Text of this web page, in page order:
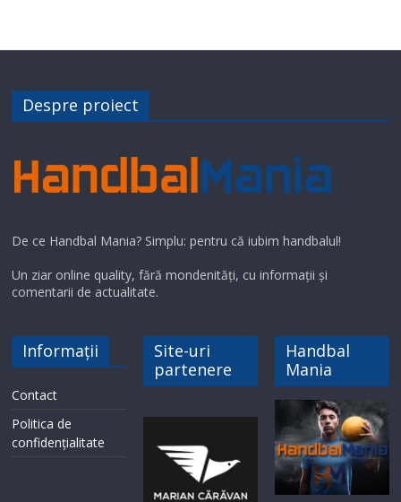
Despre proiect
De ce Handbal Mania? Simplu: pentru că iubim handbalul!
Un ziar online quality, fără mondenități, cu informații și
comentarii de actualitate.
Informații
Contact
Politica de
confidențialitate
Site-uri
partenere
Handbal
Mania